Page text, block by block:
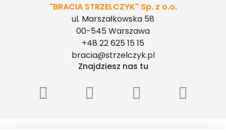
"BRACIA STRZELCZYK" Sp. z o.o.
ul. Marszałkowska 58
00-545 Warszawa
+48 22 625 15 15
bracia@strzelczyk.pl
Znajdziesz nas tu